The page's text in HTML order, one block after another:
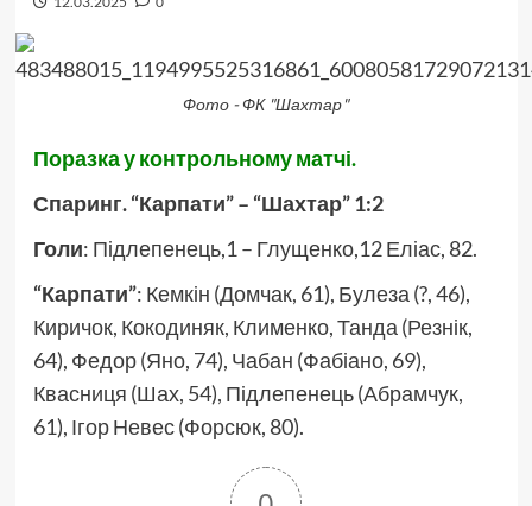
Фото - ФК "Шахтар"
Поразка у контрольному матчі.
Спаринг. “Карпати” – “Шахтар” 1:2
Голи: Підлепенець,1 – Глущенко,12 Еліас, 82.
“Карпати”: Кемкін (Домчак, 61), Булеза (?, 46),
Киричок, Кокодиняк, Клименко, Танда (Резнік,
64), Федор (Яно, 74), Чабан (Фабіано, 69),
Квасниця (Шах, 54), Підлепенець (Абрамчук,
61), Ігор Невес (Форсюк, 80).